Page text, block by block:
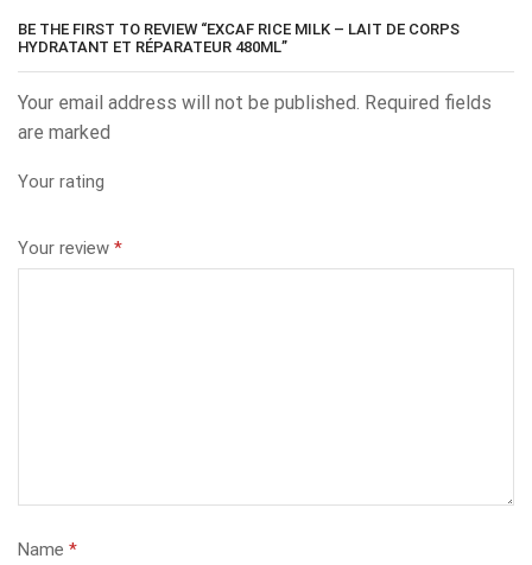
BE THE FIRST TO REVIEW “EXCAF RICE MILK – LAIT DE CORPS
HYDRATANT ET RÉPARATEUR 480ML”
Your email address will not be published. Required fields
are marked
Your rating
Your review *
Name *